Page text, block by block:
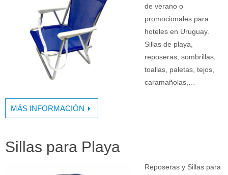
de verano o
promocionales para
hoteles en Uruguay.
Sillas de playa,
reposeras, sombrillas,
toallas, paletas, tejos,
caramañolas,…
MÁS INFORMACIÓN
Sillas para Playa
Reposeras y Sillas para